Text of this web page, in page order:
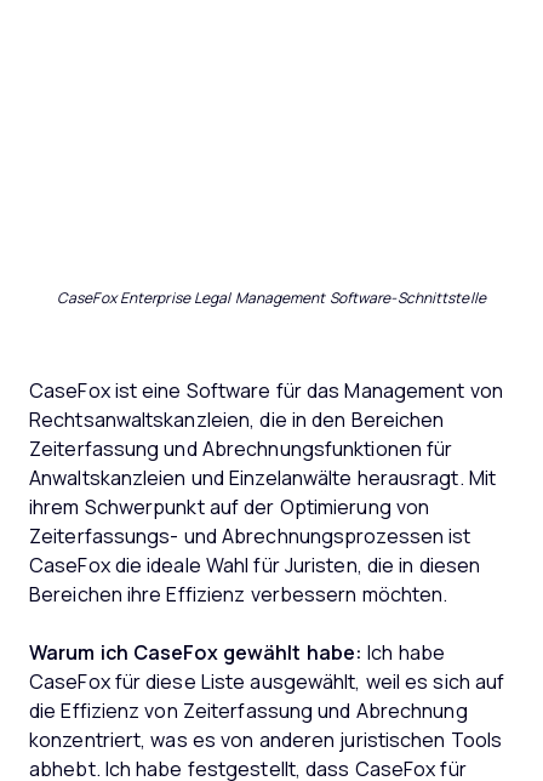
CaseFox Enterprise Legal Management Software-Schnittstelle
CaseFox ist eine Software für das Management von
Rechtsanwaltskanzleien, die in den Bereichen
Zeiterfassung und Abrechnungsfunktionen für
Anwaltskanzleien und Einzelanwälte herausragt. Mit
ihrem Schwerpunkt auf der Optimierung von
Zeiterfassungs- und Abrechnungsprozessen ist
CaseFox die ideale Wahl für Juristen, die in diesen
Bereichen ihre Effizienz verbessern möchten.
Warum ich CaseFox gewählt habe: Ich habe
CaseFox für diese Liste ausgewählt, weil es sich auf
die Effizienz von Zeiterfassung und Abrechnung
konzentriert, was es von anderen juristischen Tools
abhebt. Ich habe festgestellt, dass CaseFox für